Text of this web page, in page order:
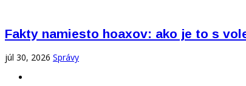
Fakty namiesto hoaxov: ako je to s
júl 30, 2026 Správy